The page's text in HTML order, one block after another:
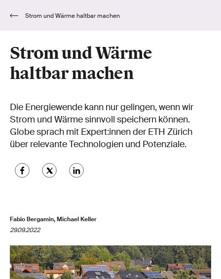
Strom und Wärme haltbar machen
Strom und Wärme
haltbar machen
Die Energiewende kann nur gelingen, wenn wir
Strom und Wärme sinnvoll speichern können.
Globe sprach mit Expert:innen der ETH Zürich
über relevante Technologien und Potenziale.
Fabio Bergamin, Michael Keller
29.09.2022